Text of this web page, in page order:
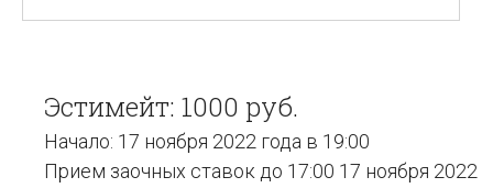
Эстимейт: 1000 руб.
Начало: 17 ноября 2022 года в 19:00
Прием заочных ставок до 17:00 17 ноября 2022